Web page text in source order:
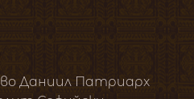
Даниил Патриарх